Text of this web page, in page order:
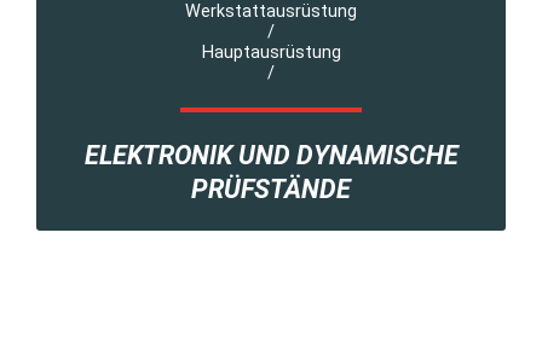
Werkstattausrüstung
/
Hauptausrüstung
/
ELEKTRONIK UND DYNAMISCHE
PRÜFSTÄNDE